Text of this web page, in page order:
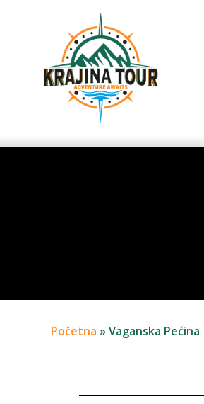
Početna »Vaganska Pećina